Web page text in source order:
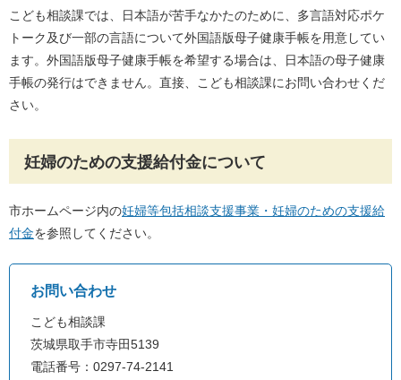
こども相談課では、日本語が苦手なかたのために、多言語対応ポケ
トーク及び一部の言語について外国語版母子健康手帳を用意してい
ます。外国語版母子健康手帳を希望する場合は、日本語の母子健康
手帳の発行はできません。直接、こども相談課にお問い合わせくだ
さい。
妊婦のための支援給付金について
市ホームページ内の妊婦等包括相談支援事業・妊婦のための支援給
付金を参照してください。
お問い合わせ
こども相談課
茨城県取手市寺田5139
電話番号：0297-74-2141